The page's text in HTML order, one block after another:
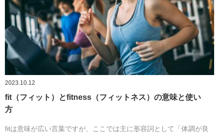
2023.10.12
fit（フィット）とfitness（フィットネス）の意味と使い
方
fitは意味が広い言葉ですが、ここでは主に形容詞として「体調が良